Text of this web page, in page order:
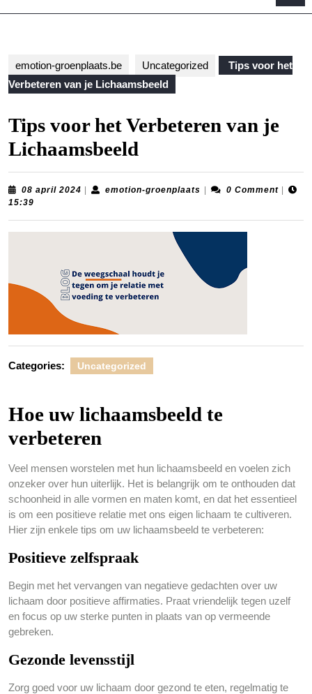
emotion-groenplaats.be Uncategorized
Tips voor het
Verbeteren van je Lichaamsbeeld
Tips voor het Verbeteren van je
Lichaamsbeeld
08 april 2024 08
emotion-groenplaats emotion-0 Comment
15:39
Categories: Uncategorized
Hoe uw lichaamsbeeld te
verbeteren
Veel mensen worstelen met hun lichaamsbeeld en voelen zich
onzeker over hun uiterlijk. Het is belangrijk om te onthouden dat
schoonheid in alle vormen en maten komt, en dat het essentieel
is om een positieve relatie met ons eigen lichaam te cultiveren.
Hier zijn enkele tips om uw lichaamsbeeld te verbeteren:
Positieve zelfspraak
Begin met het vervangen van negatieve gedachten over uw
lichaam door positieve affirmaties. Praat vriendelijk tegen uzelf
en focus op uw sterke punten in plaats van op vermeende
gebreken.
Gezonde levensstijl
Zorg goed voor uw lichaam door gezond te eten, regelmatig te